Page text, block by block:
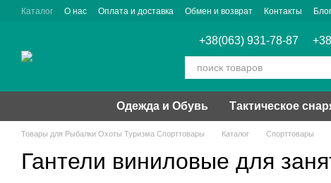
Перейти к основному контенту
Каталог О нас Оплата и доставка Обмен и возврат Контакты Блог
+38(063) 931-78-87
Одежда и Обувь Тактическое
Товары для Рыбалки Охоты Туризма Спорттовары Каталог Спорттовары
Гантели виниловые для